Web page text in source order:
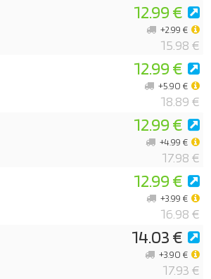
12.99 €
15.98 €
+2.99 €
12.99 €
18.89 €
+5.90 €
12.99 €
17.98 €
+4.99 €
12.99 €
16.98 €
+3.99 €
14.03 €
17.93 €
+3.90 €